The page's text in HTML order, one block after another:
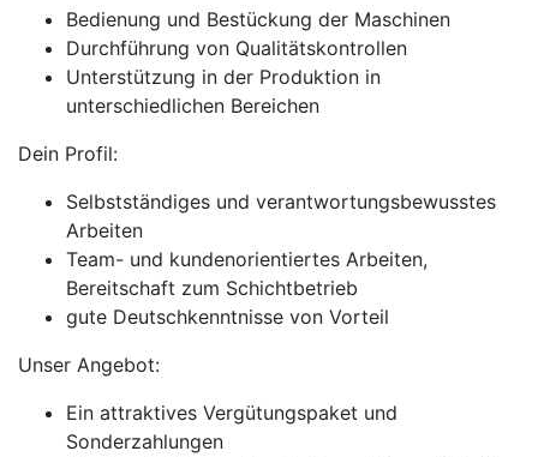
Bedienung und Bestückung der Maschinen
Durchführung von Qualitätskontrollen
Unterstützung in der Produktion in
unterschiedlichen Bereichen
Dein Profil:
Selbstständiges und verantwortungsbewusstes
Arbeiten
Team- und kundenorientiertes Arbeiten,
Bereitschaft zum Schichtbetrieb
gute Deutschkenntnisse von Vorteil
Unser Angebot:
Ein attraktives Vergütungspaket und
Sonderzahlungen